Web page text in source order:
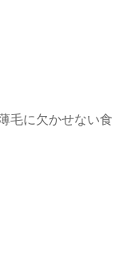
毛に欠かせない食